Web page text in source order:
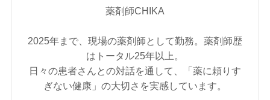
薬剤師CHIKA
2025年まで、現場の薬剤師として勤務。薬剤師歴
はトータル25年以上。
日々の患者さんとの対話を通して、「薬に頼りす
ぎない健康」の大切さを実感しています。